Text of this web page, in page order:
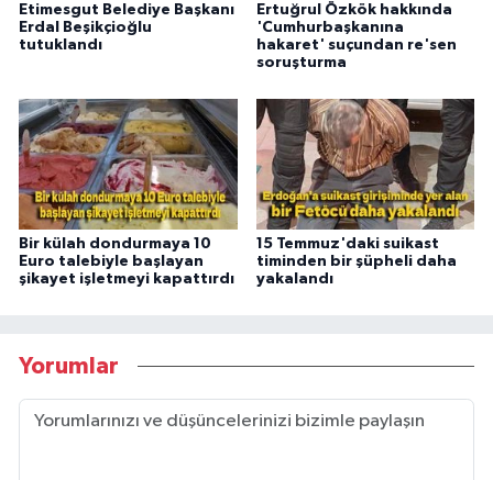
Etimesgut Belediye Başkanı
Erdal Beşikçioğlu
tutuklandı
Ertuğrul Özkök hakkında
'Cumhurbaşkanına
hakaret' suçundan re'sen
soruşturma
Bir külah dondurmaya 10
Euro talebiyle başlayan
şikayet işletmeyi kapattırdı
15 Temmuz'daki suikast
timinden bir şüpheli daha
yakalandı
Yorumlar